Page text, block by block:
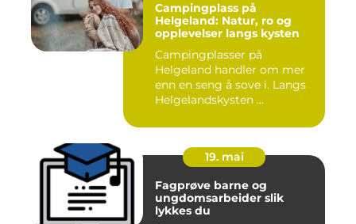
Campingplass på
Helgeland: Natur, ro og
opplevelser langs kysten
Campingplasser på
Helgeland handler om mer
enn en seng å sove i. Langs
Helgelandskysten ...
19. mai
Fagprøve barne og
ungdomsarbeider slik
lykkes du